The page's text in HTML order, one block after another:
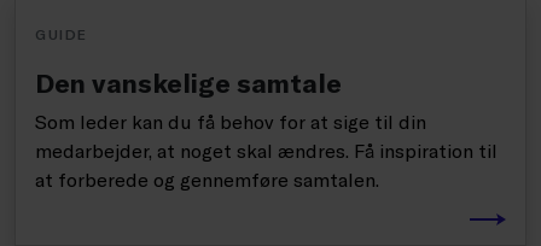
GUIDE
Den vanskelige samtale
Som leder kan du få behov for at sige til din
medarbejder, at noget skal ændres. Få inspiration til
at forberede og gennemføre samtalen.